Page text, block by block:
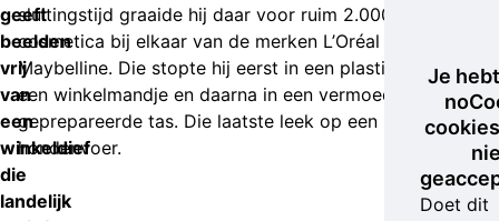
geeft
beelden
vrij
van
een
winkeldief
die
landelijk
sluitingstijd graaide hij daar voor ruim 2.000 euro aan
cosmetica bij elkaar van de merken L’Oréal en
Maybelline. Die stopte hij eerst in een plastic tas in
een winkelmandje en daarna in een vermoedelijk
geprepareerde tas. Die laatste leek op een zak
hondenvoer.
Je
Doet dit